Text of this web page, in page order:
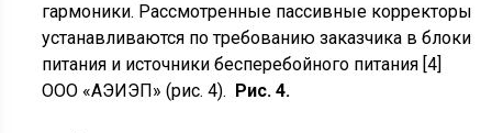
гармоники. Рассмотренные пассивные корректоры
устанавливаются по требованию заказчика в блоки
питания и источники бесперебойного питания [4]
ООО «АЭИЭП» (рис. 4). Рис. 4.